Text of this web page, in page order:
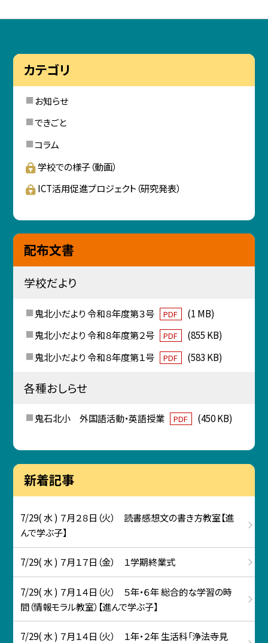
カテゴリ
お知らせ
できごと
コラム
学校での様子（動画）
ICT活用促進プロジェクト（研究発表）
配布文書
学校だより
鬼北小だより 令和８年度第３号 PDF
(1 MB)
鬼北小だより 令和８年度第２号
PDF
(855 KB)
鬼北小だより 令和８年度第１号
PDF (583 KB)
各種おしらせ
鬼石北小 外国語活動・英語授業 PDF (450 KB)
新着記事
7/29( 水 ) ７月２８日（火） 読書感想文の書き方教室【進
んで学ぶ子】
7/29( 水 ) ７月１７日（金） １学期終業式
7/29( 水 ) ７月１４日（火） ５年・６年 総合的な学習の時
間（情報モラル教室）【進んで学ぶ子】
7/29( 水 ) ７月１４日（火） １年・２年 生活科「浄法寺見